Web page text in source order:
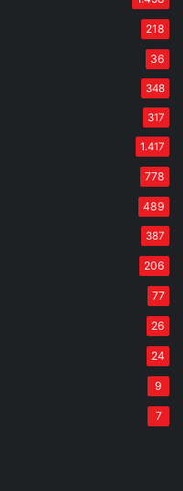
218
36
348
317
1.417
778
489
387
206
77
26
24
9
7